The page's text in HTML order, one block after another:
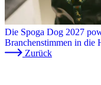
Die Spoga Dog 2027
Branchenstimmen in die
Zurück